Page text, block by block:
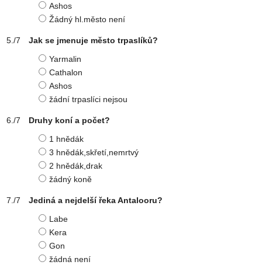
Ashos
Žádný hl.město není
Jak se jmenuje město trpaslíků?
Yarmalin
Cathalon
Ashos
žádní trpaslíci nejsou
Druhy koní a počet?
1 hnědák
3 hnědák,skřetí,nemrtvý
2 hnědák,drak
žádný koně
Jediná a nejdelší řeka Antalooru?
Labe
Kera
Gon
žádná není